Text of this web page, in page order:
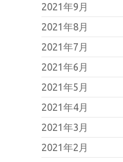
2021年9月
2021年8月
2021年7月
2021年6月
2021年5月
2021年4月
2021年3月
2021年2月